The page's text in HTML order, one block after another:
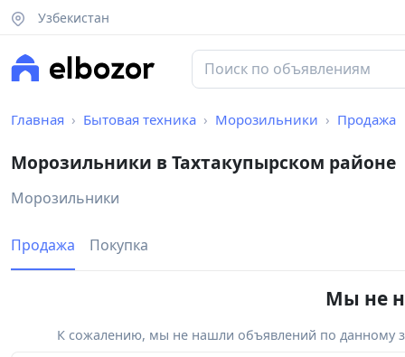
Узбекистан
Главная Бытовая техника Морозильники Продажа
Морозильники в Тахтакупырском районе
Морозильники
Продажа Покупка
Мы не
К сожалению, мы не нашли объявлений по данному